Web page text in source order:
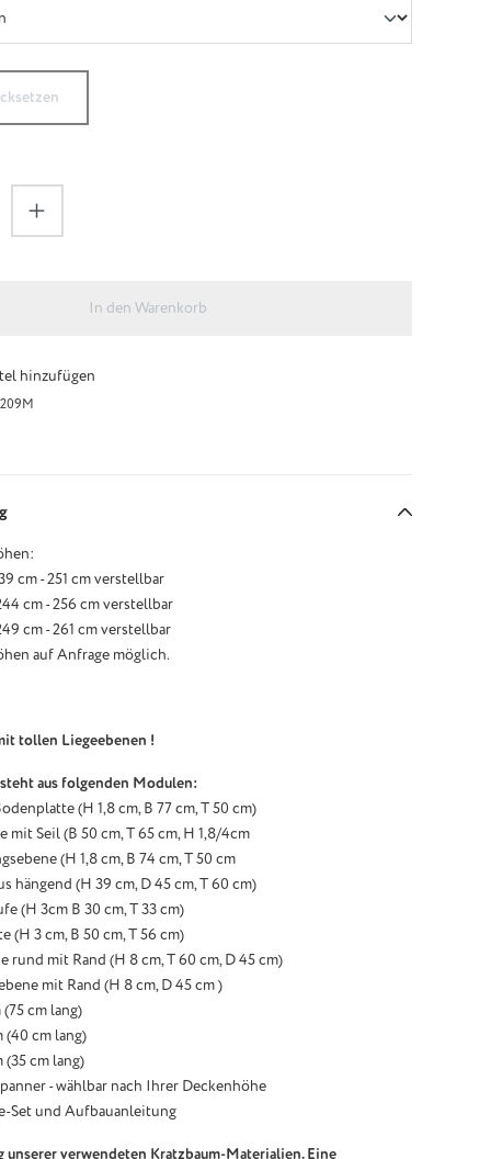
Gib den gewünschten Wert ein
In den Warenkorb
hinzufügen
cm - 251 cm verstellbar
cm - 256 cm verstellbar
cm - 261 cm verstellbar
auf Anfrage möglich.
tollen Liegeebenen !
aus folgenden Modulen:
(H 1,8 cm, B 77 cm, T 50 cm)
mit Seil (B 50 cm, T 65 cm, H 1,8/4cm
(H 1,8 cm, B 74 cm, T 50 cm
hängend (H 39 cm, D 45 cm, T 60 cm)
(H 3cm B 30 cm, T 33 cm)
(H 3 cm, B 50 cm, T 56 cm)
rund mit Rand (H 8 cm, T 60 cm, D 45 cm)
mit Rand (H 8 cm, D 45 cm )
(75 cm lang)
(40 cm lang)
(35 cm lang)
- wählbar nach Ihrer Deckenhöhe
Set und Aufbauanleitung
unserer verwendeten Kratzbaum-Materialien. Eine